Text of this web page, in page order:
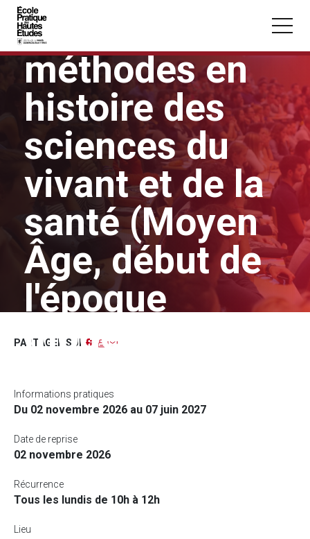
Aller au contenu principal
Vous recherchez peut-être :
Conférence Master Section
Sources et
méthodes en
histoire des
sciences du
vivant et de la
santé (Moyen
Âge, début de
l'époque
moderne)
PARTAGER SUR Facebook
LinkedIn
Imprimer
Informations pratiques
Du 02 novembre 2026 au 07 juin 2027
Date de reprise
02 novembre 2026
Récurrence
Tous les lundis de 10h à 12h
Lieu
Panneau de gestion des cookies